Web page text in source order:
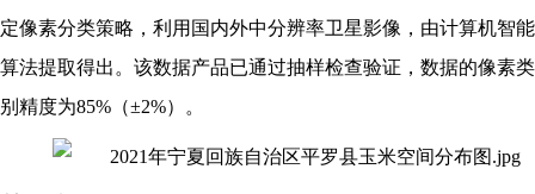
定像素分类策略，利用国内外中分辨率卫星影像，由计算机智能
算法提取得出。该数据产品已通过抽样检查验证，数据的像素类
别精度为85%（±2%）。